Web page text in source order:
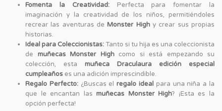
Fomenta la Creatividad:Perfecta para fomentar la
imaginación y la creatividad de los niños, permitiéndoles
recrear las aventuras deMonster Highy crear sus propias
historias.
Ideal para Coleccionistas:Tanto si tu hija es una coleccionista
de muñecas Monster Highcomo si está empezando su
colección, esta muñeca Draculaura edición especial
cumpleaños es una adición imprescindible.
Regalo Perfecto:¿Buscas elregalo ideal para una niña a la
que le encantan lasmuñecas Monster High? ¡Esta es la
opción perfecta!